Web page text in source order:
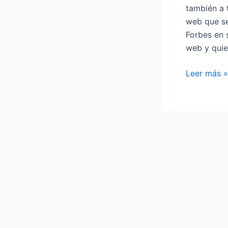
también a
web que
Forbes en
web y
en
2014
Leer más »